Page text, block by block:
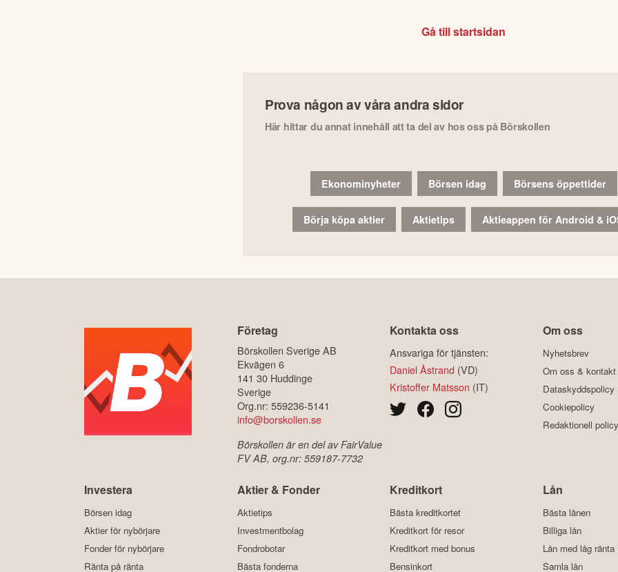
Gå till startsidan
Prova någon av våra andra sidor
Här hittar du annat innehåll att ta del av hos oss på Börskollen
Ekonominyheter Börsen idag Börsens öppettider
Börja köpa aktier Aktietips Aktieappen för Android &
Företag
Börskollen Sverige AB
Ekvägen 6
141 30 Huddinge
Sverige
Org.nr: 559236-5141
info@borskollen.se
Börskollen är en del av FairValue
FV AB, org.nr: 559187-7732
Kontakta oss
Ansvariga för tjänsten:
Daniel Åstrand (VD)
Kristoffer Matsson (IT)
Om oss
Nyhetsbrev
Om oss & kontakt
Dataskyddspolicy
Cookiepolicy
Redaktionell policy
Investera
Börsen idag
Aktier för nybörjare
Fonder för nybörjare
Ränta på ränta
Aktier & Fonder
Aktietips
Investmentbolag
Fondrobotar
Bästa fonderna
Kreditkort
Bästa kreditkortet
Kreditkort för resor
Kreditkort med bonus
Bensinkort
Lån
Bästa lånen
Billiga lån
Lån med låg ränta
Samla lån